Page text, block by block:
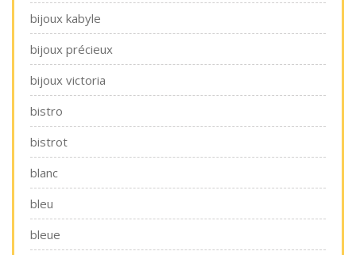
bijoux kabyle
bijoux précieux
bijoux victoria
bistro
bistrot
blanc
bleu
bleue